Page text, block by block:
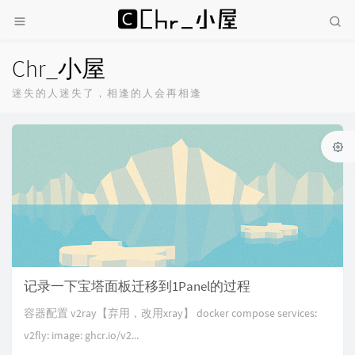
Chr_小屋
迷失的人迷失了，相逢的人会再相逢
记录一下宝塔面板迁移到1Panel的过程
容器配置 v2ray【弃用，改用xray】 docker compose services:
v2fly: image: ghcr.io/v2...